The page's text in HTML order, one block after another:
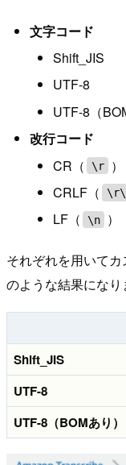
文字コード
Shift_JIS
UTF-8
UTF-8（
改行コード
CR（
\r
）
CRLF（
LF（
\n ）
それぞれを用いて
のような結果になり
Shift_JIS
UTF-8
UTF-8（BOMあり）